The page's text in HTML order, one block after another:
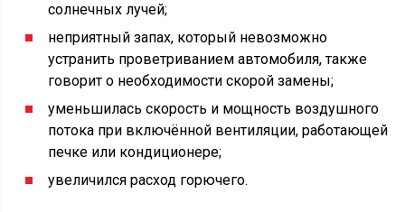
солнечных лучей;
неприятный запах, который невозможно
устранить проветриванием автомобиля, также
говорит о необходимости скорой замены;
уменьшилась скорость и мощность воздушного
потока при включённой вентиляции, работающей
печке или кондиционере;
увеличился расход горючего.